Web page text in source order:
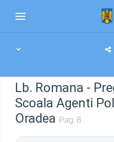
Toggle
navigation
Lb. Romana -
Scoala Agenti
Oradea Pag. 8